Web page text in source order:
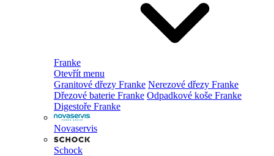
Franke
Otevřít menu
Granitové dřezy Franke Nerezové dřezy Franke
Dřezové baterie Franke Odpadkové koše Franke
Digestoře Franke
Novaservis
Schock